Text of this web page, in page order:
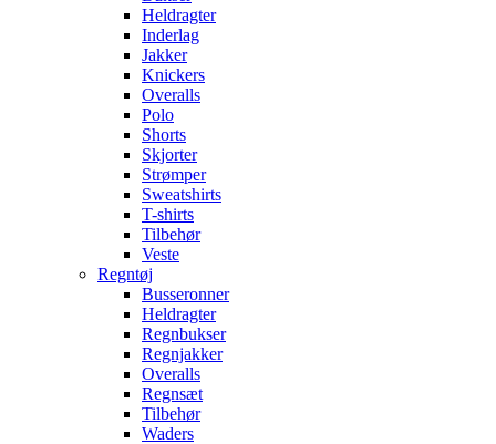
Heldragter
Inderlag
Jakker
Knickers
Overalls
Polo
Shorts
Skjorter
Strømper
Sweatshirts
T-shirts
Tilbehør
Veste
Regntøj
Busseronner
Heldragter
Regnbukser
Regnjakker
Overalls
Regnsæt
Tilbehør
Waders